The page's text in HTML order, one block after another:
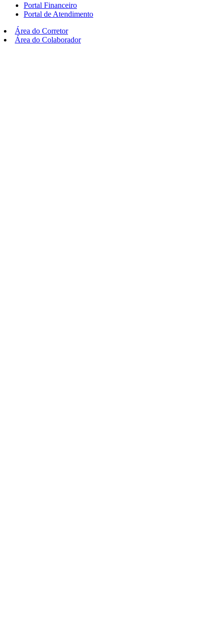
Portal Financeiro
Portal de Atendimento
Área do Corretor
Área do Colaborador